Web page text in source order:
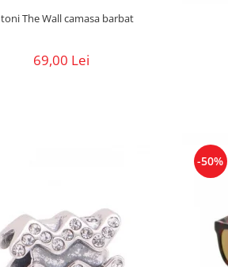
Butoni The Wall camasa barbat
69,00 Lei
-50%